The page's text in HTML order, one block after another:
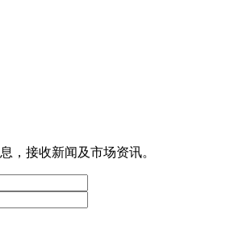
，接收新闻及市场资讯。